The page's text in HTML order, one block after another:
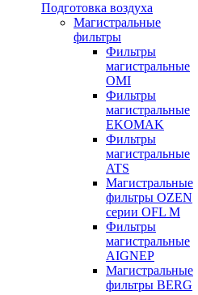
Подготовка воздуха
Магистральные
фильтры
Фильтры
магистральные
OMI
Фильтры
магистральные
EKOMAK
Фильтры
магистральные
ATS
Магистральные
фильтры OZEN
серии OFL M
Фильтры
магистральные
AIGNEP
Магистральные
фильтры BERG